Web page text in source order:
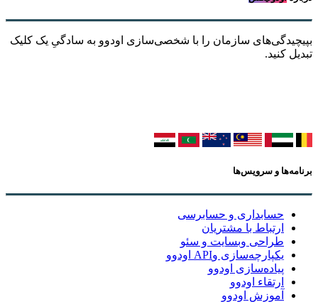
بپیچیدگی‌های سازمان را با شخصی‌سازی اودوو به سادگیِ یک کلیک
تبدیل کنید.
برنامه‌ها و سرویس‌ها
حسابداری و حسابرسی
ارتباط با مشتریان
طراحی وبسایت و سئو
یکپارچه‌سازی وAPI اودوو
پیاده‌سازی اودوو
ارتقاء اودوو
آموزش اودوو